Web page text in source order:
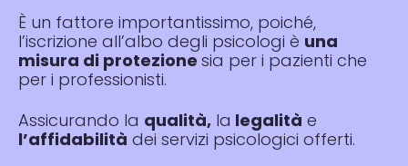
È un fattore importantissimo, poiché,
l’iscrizione all’albo degli psicologi è una
misura di protezione sia per i pazienti che
per i professionisti.
Assicurando la qualità, la legalità e
l’affidabilità dei servizi psicologici offerti.